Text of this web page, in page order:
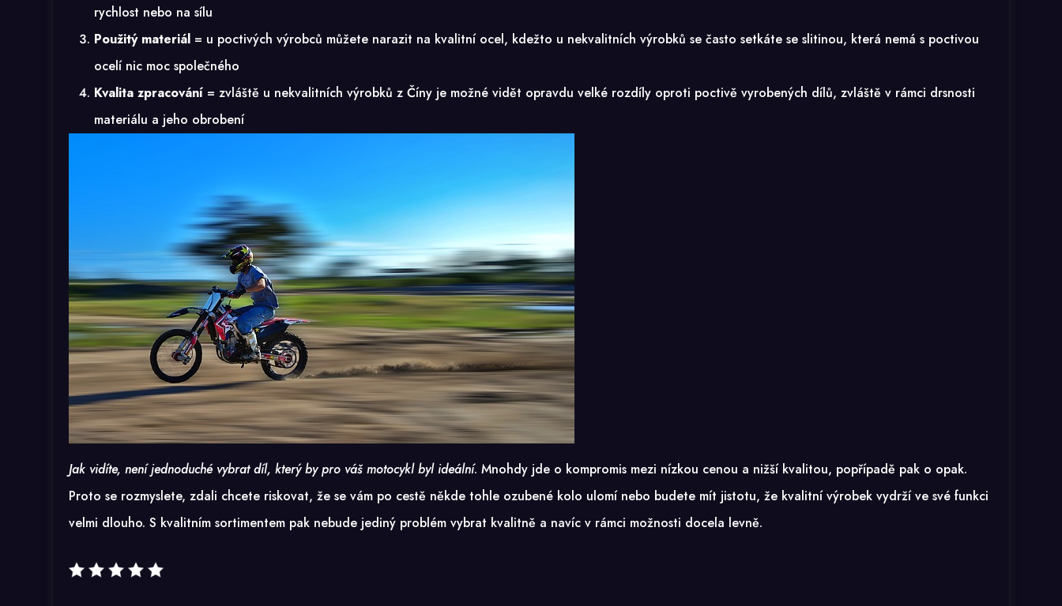
rychlost nebo na sílu
Použitý materiál = u poctivých výrobců můžete narazit na kvalitní ocel, kdežto u nekvalitních výrobků se často setkáte se slitinou, která nemá s poctivou
ocelí nic moc společného
Kvalita zpracování = zvláště u nekvalitních výrobků z Číny je možné vidět opravdu velké rozdíly oproti poctivě vyrobených dílů, zvláště v rámci drsnosti
materiálu a jeho obrobení
Jak vidíte, není jednoduché vybrat díl, který by pro váš motocykl byl ideální. Mnohdy jde o kompromis mezi nízkou cenou a nižší kvalitou, popřípadě pak o opak.
Proto se rozmyslete, zdali chcete riskovat, že se vám po cestě někde tohle ozubené kolo ulomí nebo budete mít jistotu, že kvalitní výrobek vydrží ve své funkci
velmi dlouho. S kvalitním sortimentem pak nebude jediný problém vybrat kvalitně a navíc v rámci možnosti docela levně.